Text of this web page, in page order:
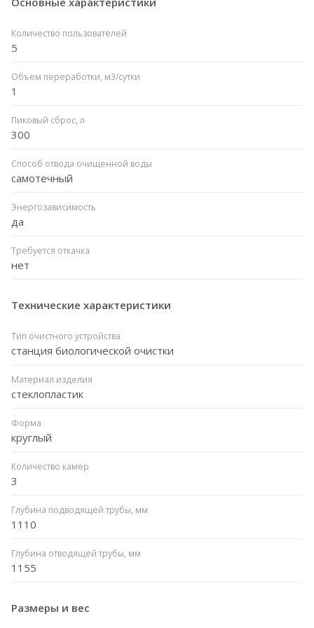
Количество пользователей
5
Объем переработки, м3/сутки
1
Пиковый сброс, л
300
Способ отвода очищенной воды
самотечный
Энергозависимость
да
Требуется откачка
нет
Технические характеристики
Тип очистного устройства
станция биологической очистки
Материал изделия
стеклопластик
Форма
круглый
Количество камер
3
Глубина подводящей трубы, мм
1110
Глубина отводящей трубы, мм
1155
Размеры и вес